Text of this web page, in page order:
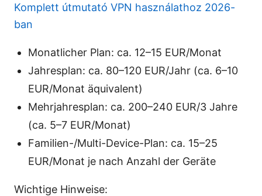
Komplett útmutató VPN használathoz 2026-
ban
Monatlicher Plan: ca. 12–15 EUR/Monat
Jahresplan: ca. 80–120 EUR/Jahr (ca. 6–10
EUR/Monat äquivalent)
Mehrjahresplan: ca. 200–240 EUR/3 Jahre
(ca. 5–7 EUR/Monat)
Familien-/Multi-Device-Plan: ca. 15–25
EUR/Monat je nach Anzahl der Geräte
Wichtige Hinweise: